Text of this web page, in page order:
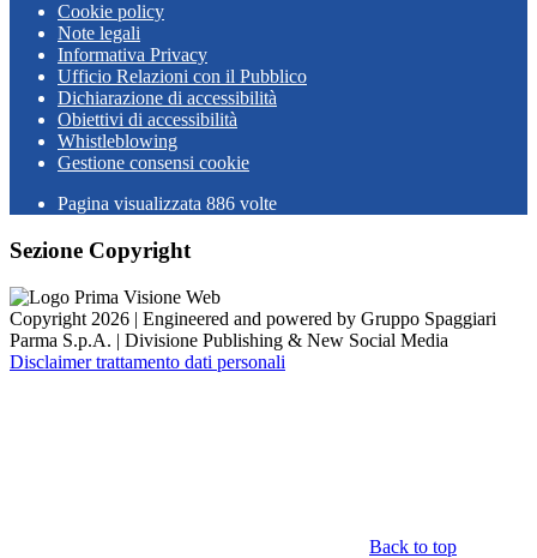
Cookie policy
Note legali
Informativa Privacy
Ufficio Relazioni con il Pubblico
Dichiarazione di accessibilità
Obiettivi di accessibilità
Whistleblowing
Gestione consensi cookie
Pagina visualizzata 886 volte
Sezione Copyright
Copyright 2026 | Engineered and powered by Gruppo Spaggiari
Parma S.p.A. | Divisione Publishing & New Social Media
Disclaimer trattamento dati personali
Back to top